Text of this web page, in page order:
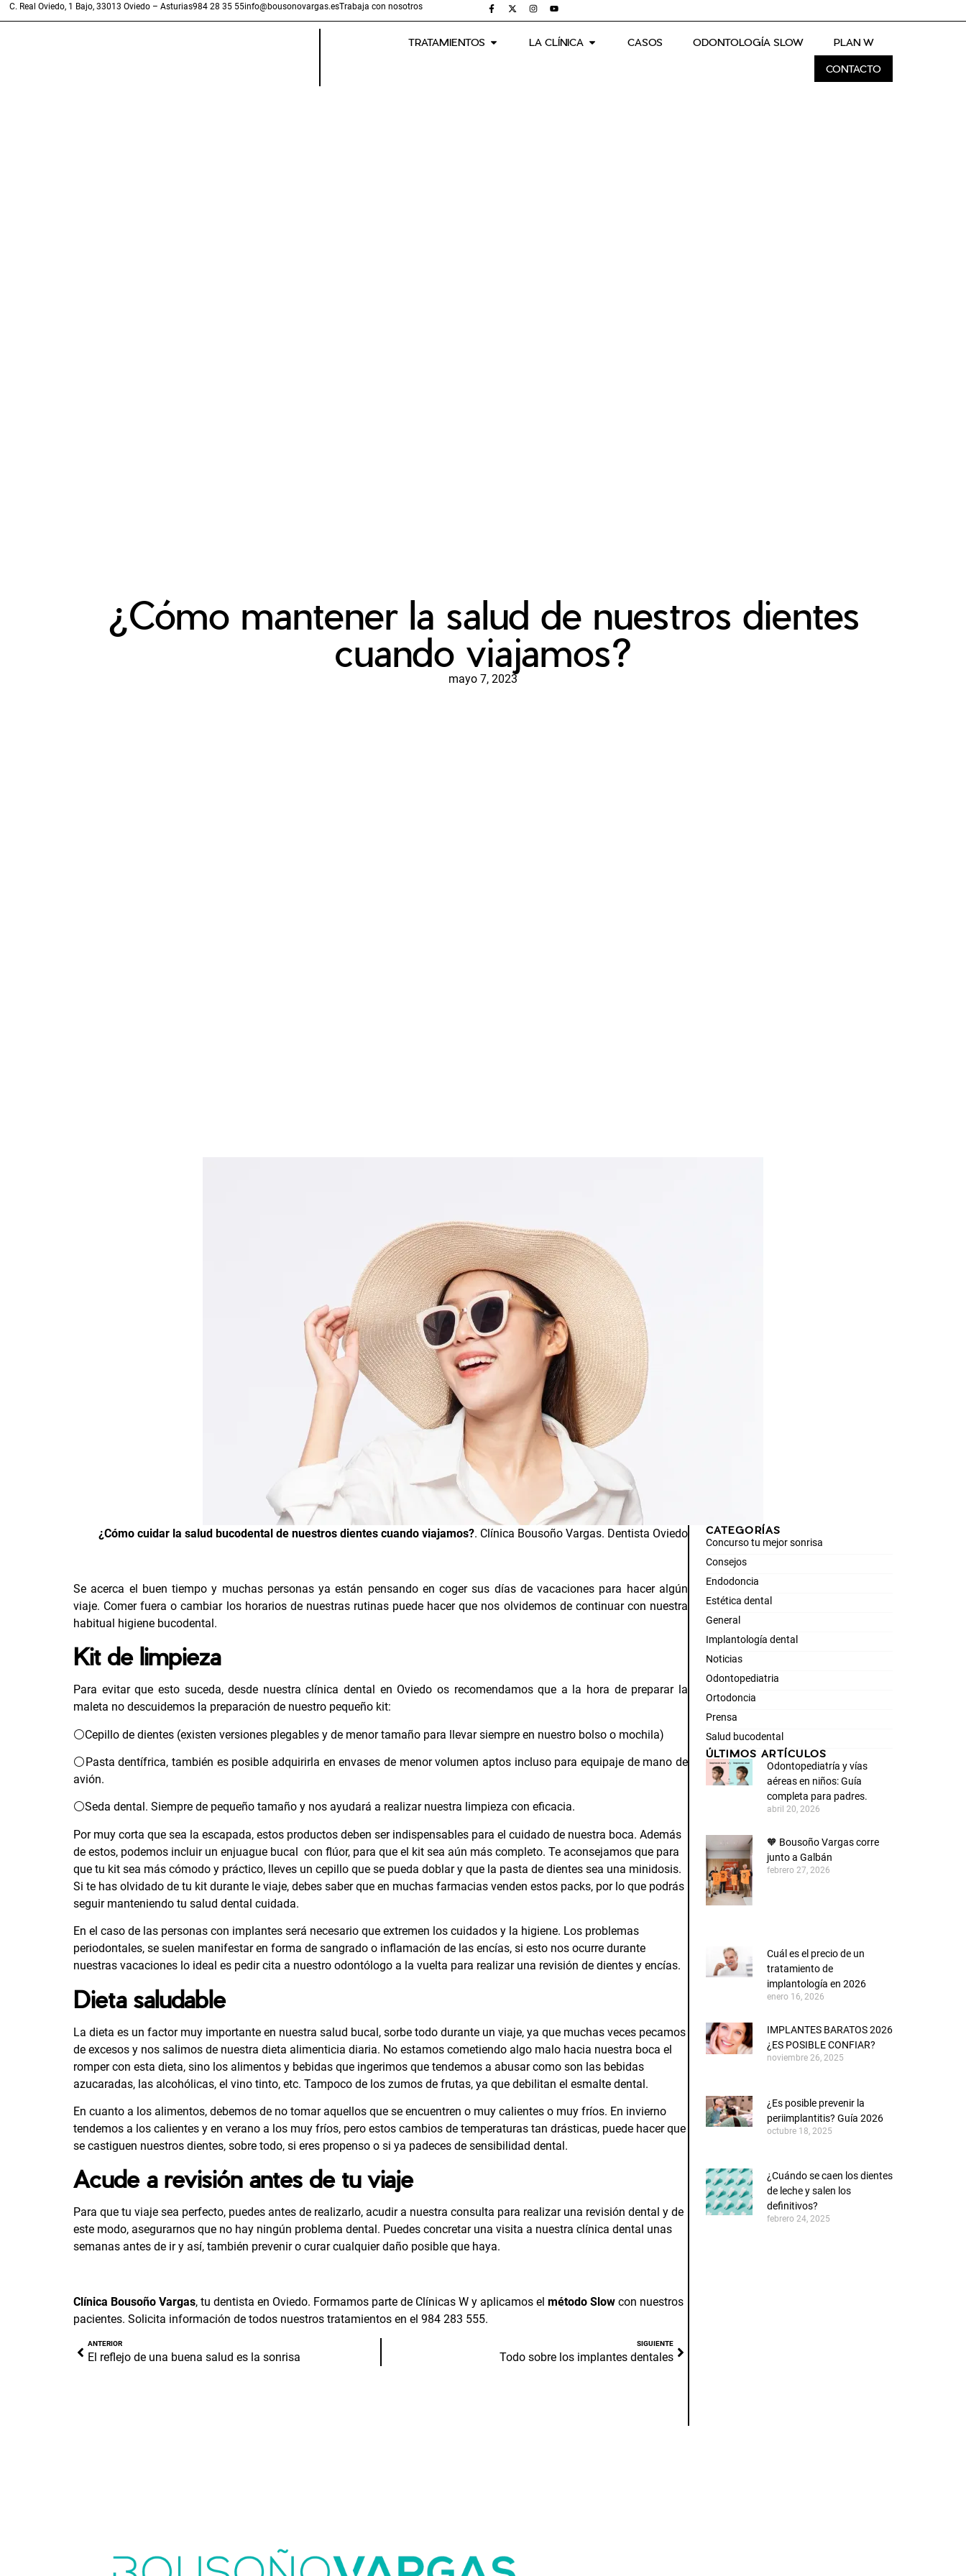
C. Real Oviedo, 1 Bajo, 33013 Oviedo – Asturias984 28 35 55info@bousonovargas.esTrabaja con nosotros
TRATAMIENTOS LA CLÍNICA CASOS ODONTOLOGÍA SLOW PLAN W
CONTACTO
¿Cómo mantener la salud de nuestros dientes
cuando viajamos?
mayo 7, 2023
¿Cómo cuidar la salud bucodental de nuestros dientes cuando viajamos?. Clínica Bousoño Vargas. Dentista Oviedo
Se acerca el buen tiempo y muchas personas ya están pensando en coger sus días de vacaciones para hacer algún
viaje. Comer fuera o cambiar los horarios de nuestras rutinas puede hacer que nos olvidemos de continuar con nuestra
habitual higiene bucodental.
Kit de limpieza
Para evitar que esto suceda, desde nuestra clínica dental en Oviedo os recomendamos que a la hora de preparar la
maleta no descuidemos la preparación de nuestro pequeño kit:
⚪Cepillo de dientes (existen versiones plegables y de menor tamaño para llevar siempre en nuestro bolso o mochila)
⚪Pasta dentífrica, también es posible adquirirla en envases de menor volumen aptos incluso para equipaje de mano de
avión.
⚪Seda dental. Siempre de pequeño tamaño y nos ayudará a realizar nuestra limpieza con eficacia.
Por muy corta que sea la escapada, estos productos deben ser indispensables para el cuidado de nuestra boca. Además
de estos, podemos incluir un enjuague bucal con flúor, para que el kit sea aún más completo. Te aconsejamos que para
que tu kit sea más cómodo y práctico, lleves un cepillo que se pueda doblar y que la pasta de dientes sea una minidosis.
Si te has olvidado de tu kit durante le viaje, debes saber que en muchas farmacias venden estos packs, por lo que podrás
seguir manteniendo tu salud dental cuidada.
En el caso de las personas con implantes será necesario que extremen los cuidados y la higiene. Los problemas
periodontales, se suelen manifestar en forma de sangrado o inflamación de las encías, si esto nos ocurre durante
nuestras vacaciones lo ideal es pedir cita a nuestro odontólogo a la vuelta para realizar una revisión de dientes y encías.
Dieta saludable
La dieta es un factor muy importante en nuestra salud bucal, sorbe todo durante un viaje, ya que muchas veces pecamos
de excesos y nos salimos de nuestra dieta alimenticia diaria. No estamos cometiendo algo malo hacia nuestra boca el
romper con esta dieta, sino los alimentos y bebidas que ingerimos que tendemos a abusar como son las bebidas
azucaradas, las alcohólicas, el vino tinto, etc. Tampoco de los zumos de frutas, ya que debilitan el esmalte dental.
En cuanto a los alimentos, debemos de no tomar aquellos que se encuentren o muy calientes o muy fríos. En invierno
tendemos a los calientes y en verano a los muy fríos, pero estos cambios de temperaturas tan drásticas, puede hacer que
se castiguen nuestros dientes, sobre todo, si eres propenso o si ya padeces de sensibilidad dental.
Acude a revisión antes de tu viaje
Para que tu viaje sea perfecto, puedes antes de realizarlo, acudir a nuestra consulta para realizar una revisión dental y de
este modo, asegurarnos que no hay ningún problema dental. Puedes concretar una visita a nuestra clínica dental unas
semanas antes de ir y así, también prevenir o curar cualquier daño posible que haya.
Clínica Bousoño Vargas, tu dentista en Oviedo. Formamos parte de Clínicas W y aplicamos el método Slow con nuestros
pacientes. Solicita información de todos nuestros tratamientos en el 984 283 555.
ANTERIOR
El reflejo de una buena salud es la sonrisa
SIGUIENTE
Todo sobre los implantes dentales
CATEGORÍAS
Concurso tu mejor sonrisa
Consejos
Endodoncia
Estética dental
General
Implantología dental
Noticias
Odontopediatria
Ortodoncia
Prensa
Salud bucodental
ÚLTIMOS ARTÍCULOS
Odontopediatría y vías
aéreas en niños: Guía
completa para padres.
abril 20, 2026
🧡 Bousoño Vargas corre
junto a Galbán
febrero 27, 2026
Cuál es el precio de un
tratamiento de
implantología en 2026
enero 16, 2026
IMPLANTES BARATOS 2026
¿ES POSIBLE CONFIAR?
noviembre 26, 2025
¿Es posible prevenir la
periimplantitis? Guía 2026
octubre 18, 2025
¿Cuándo se caen los dientes
de leche y salen los
definitivos?
febrero 24, 2025